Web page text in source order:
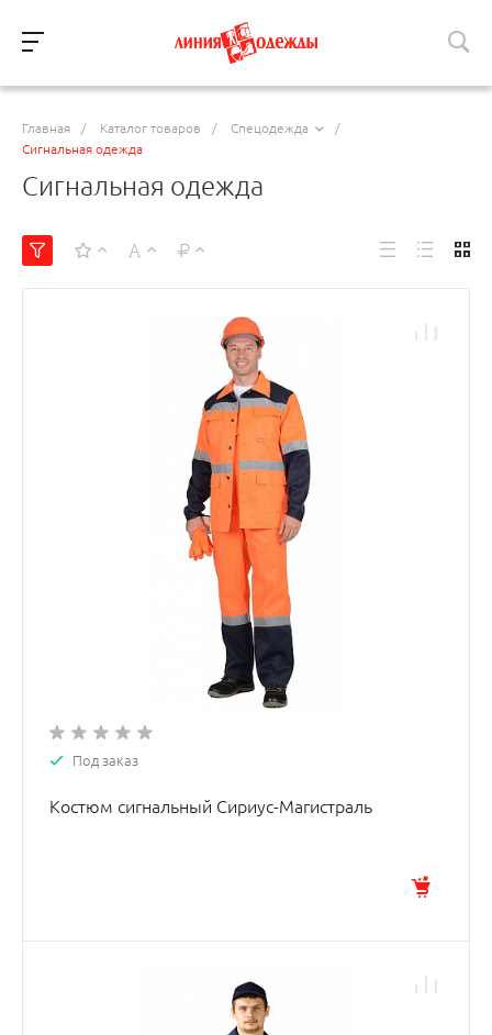
Главная / Каталог товаров / Спецодежда
/
Сигнальная одежда
Сигнальная одежда
Под заказ
Костюм сигнальный Сириус-Магистраль